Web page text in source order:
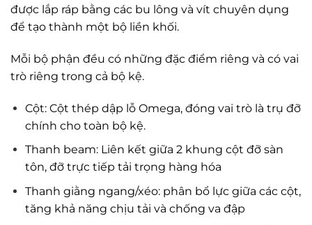
được lắp ráp bằng các bu lông và vít chuyên dụng
để tạo thành một bộ liền khối.
Mỗi bộ phận đều có những đặc điểm riêng và có vai
trò riêng trong cả bộ kệ.
Cột: Cột thép dập lỗ Omega, đóng vai trò là trụ đỡ
chính cho toàn bộ kệ.
Thanh beam: Liên kết giữa 2 khung cột đỡ sàn
tôn, đỡ trực tiếp tải trọng hàng hóa
Thanh giằng ngang/xéo: phân bổ lực giữa các cột,
tăng khả năng chịu tải và chống va đập